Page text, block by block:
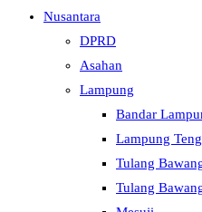
Nusantara
DPRD
Asahan
Lampung
Bandar
Lampung
Tulang
Tulang